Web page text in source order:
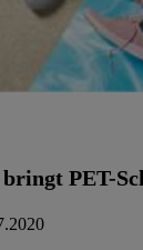
PET-